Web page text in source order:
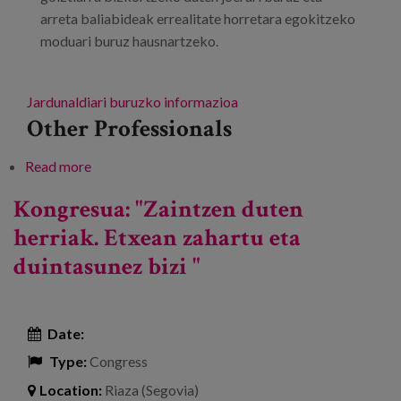
arreta baliabideak errealitate horretara egokitzeko
moduari buruz hausnartzeko.
Jardunaldiari buruzko informazioa
Other Professionals
Read moreabout Jardunaldia: Osasun mentala, zahartzea eta
Kongresua: "Zaintzen duten
herriak. Etxean zahartu eta
duintasunez bizi "
Date:
Type:Congress
Location: Riaza (Segovia)